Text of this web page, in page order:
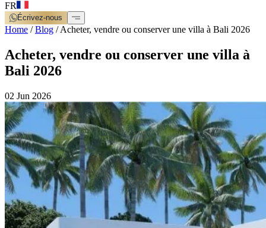
FR
Écrivez-nous
Home /Blog /Acheter, vendre ou conserver une villa à Bali 2026
Acheter, vendre ou conserver une villa à
Bali 2026
02 Jun 2026